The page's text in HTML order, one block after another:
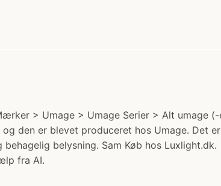
> Umage > Umage Serier > Alt umage
den er blevet produceret hos Umage. Det
belysning. Sam Køb hos Luxlight.dk.
fra AI.